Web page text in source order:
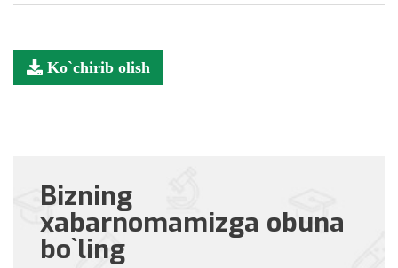
Ko`chirib olish
Bizning
xabarnomamizga obuna
bo`ling